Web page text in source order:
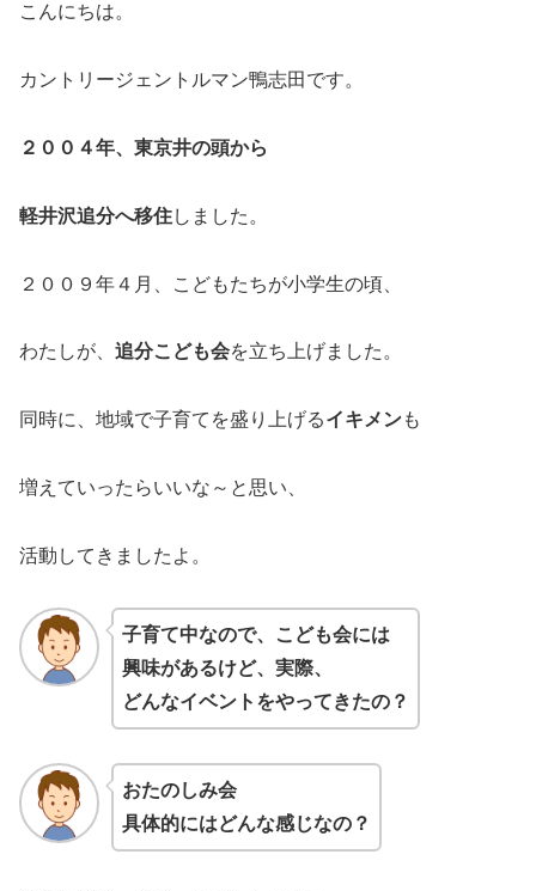
こんにちは。
カントリージェントルマン鴨志田です。
２００４年、東京井の頭から
軽井沢追分へ移住しました。
２００９年４月、こどもたちが小学生の頃、
わたしが、 追分こども会を立ち上げました。
同時に、地域で子育てを盛り上げるイキメンも
増えていったらいいな～と思い、
活動してきましたよ。
子育て中なので、こども会には
興味があるけど、実際、
どんなイベントをやってきたの？
おたのしみ会
具体的にはどんな感じなの？